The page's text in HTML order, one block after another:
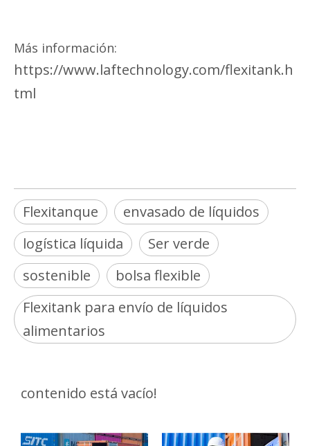
Más información:
https://www.laftechnology.com/flexitank.h
tml
Flexitanque
envasado de líquidos
logística líquida
Ser verde
sostenible
bolsa flexible
Flexitank para envío de líquidos
alimentarios
contenido está vacío!